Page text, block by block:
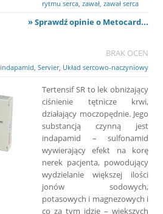
rytmu serca zawał zawał serca
» Sprawdź opinie o Metocard...
BRAK OCEN
indapamid Servier, Układ sercowo-naczyniowy
Tertensif SR to lek obniżający
ciśnienie tętnicze krwi,
działający moczopędnie. Jego
substancją czynną jest
indapamid – sulfonamid
wywierający efekt na korę
nerek pacjenta, powodujący
wydzielanie większej ilości
jonów sodowych,
potasowych i magnezowych i
co za tym idzie – większych